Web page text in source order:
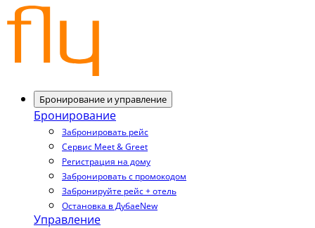
Бронирование и управление
Бронирование
Забронировать рейс
Сервис Meet & Greet
Регистрация на дому
Забронировать с промокодом
Забронируйте рейс + отель
Остановка в ДубаеNew
Управление